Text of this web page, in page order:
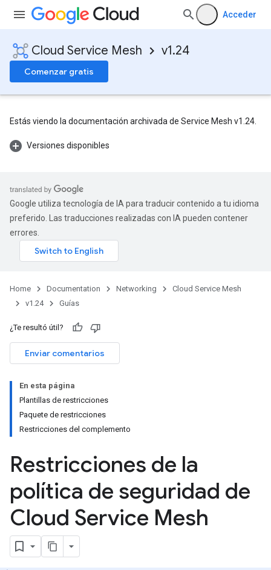
Acceder
Cloud Service Mesh v1.24
Comenzar gratis
Estás viendo la documentación archivada de Service Mesh v1.24.
Versiones disponibles
Google utiliza tecnología de IA para traducir contenido a tu idioma
preferido. Las traducciones realizadas con IA pueden contener
errores.
Home Documentation Networking
Cloud Service Mesh
v1.24
Guías
¿Te resultó útil?
Enviar comentarios
En esta página
Plantillas de restricciones
Paquete de restricciones
Restricciones del complemento
Restricciones de la
política de seguridad de
Cloud Service Mesh